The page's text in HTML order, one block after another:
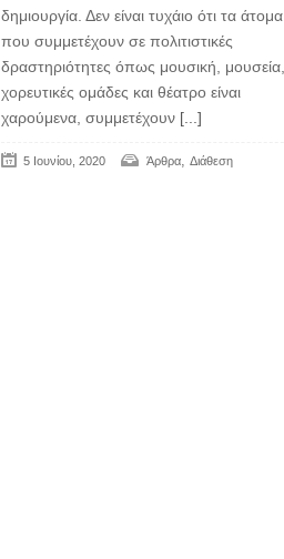
δημιουργία. Δεν είναι τυχάιο ότι τα άτομα
που συμμετέχουν σε πολιτιστικές
δραστηριότητες όπως μουσική, μουσεία,
χορευτικές ομάδες και θέατρο είναι
χαρούμενα, συμμετέχουν [...]
5 Ιουνίου, 2020 Άρθρα Διάθεση